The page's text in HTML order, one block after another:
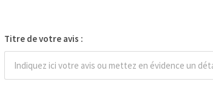
Titre de votre avis :